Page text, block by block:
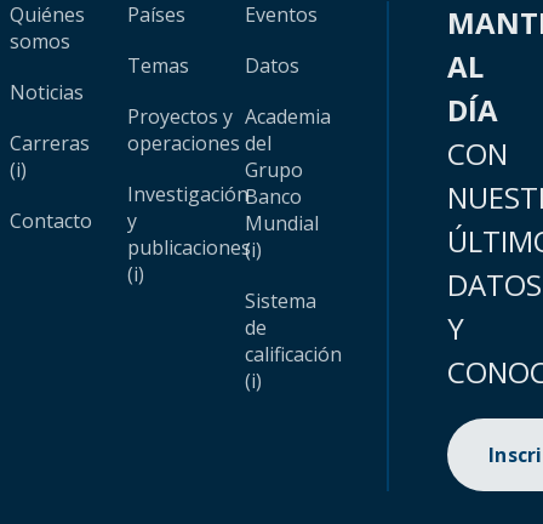
Quiénes
somos
Noticias
Carreras
(i)
Contacto
Países
Temas
Proyectos y
operaciones
Investigación
y
publicaciones
(i)
Eventos
Datos
Academia
del
Grupo
Banco
Mundial
(i)
Sistema
de
calificación
(i)
AL
DÍA
CON
DATOS
Y